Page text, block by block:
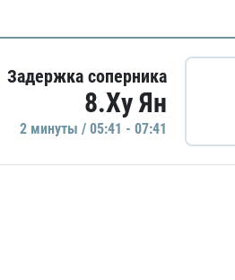
Задержка соперника
8.Ху Ян
2 минуты / 05:41 - 07:41